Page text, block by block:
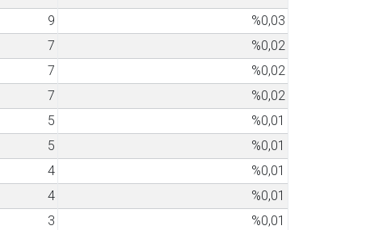
9
%0,03
7
%0,02
7
%0,02
7
%0,02
5
%0,01
5
%0,01
4
%0,01
4
%0,01
3
%0,01